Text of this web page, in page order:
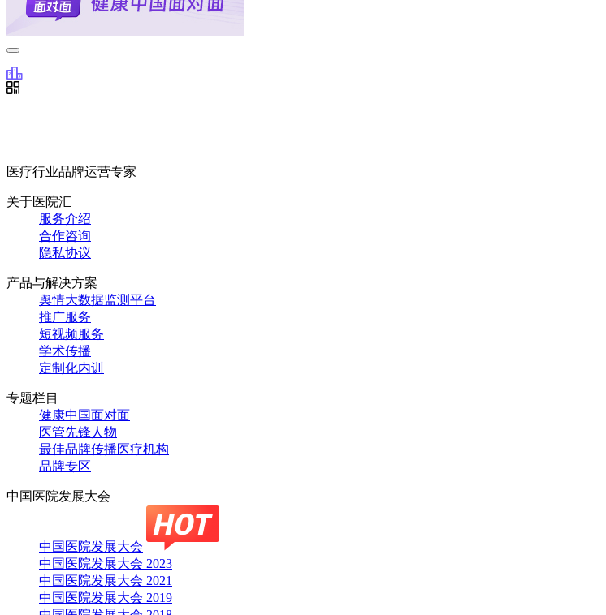
医疗行业品牌运营专家
关于医院汇
服务介绍
合作咨询
隐私协议
产品与解决方案
舆情大数据监测平台
推广服务
短视频服务
学术传播
定制化内训
专题栏目
健康中国面对面
医管先锋人物
最佳品牌传播医疗机构
品牌专区
中国医院发展大会
中国医院发展大会
中国医院发展大会 2023
中国医院发展大会 2021
中国医院发展大会 2019